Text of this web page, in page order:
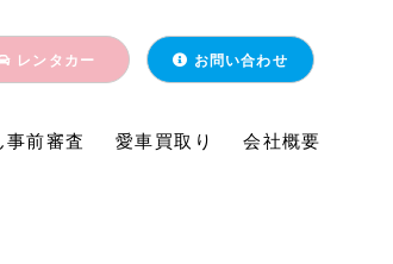
レンタカー お問い合わせ
事前審査 愛車買取り 会社概要